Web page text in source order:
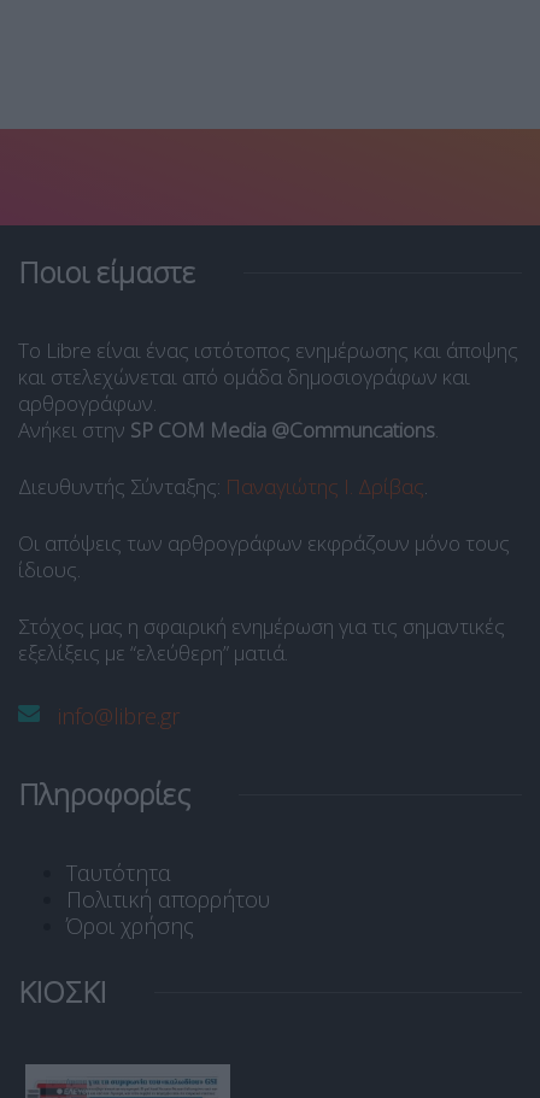
Ποιοι είμαστε
Το Libre είναι ένας ιστότοπος ενημέρωσης και άποψης
και στελεχώνεται από ομάδα δημοσιογράφων και
αρθρογράφων.
Ανήκει στην SP COM Media @Communcations.
Διευθυντής Σύνταξης: Παναγιώτης Ι. Δρίβας.
Οι απόψεις των αρθρογράφων εκφράζουν μόνο τους
ίδιους.
Στόχος μας η σφαιρική ενημέρωση για τις σημαντικές
εξελίξεις με “ελεύθερη” ματιά.
info@libre.gr
Πληροφορίες
Ταυτότητα
Πολιτική απορρήτου
Όροι χρήσης
ΚΙΟΣΚΙ